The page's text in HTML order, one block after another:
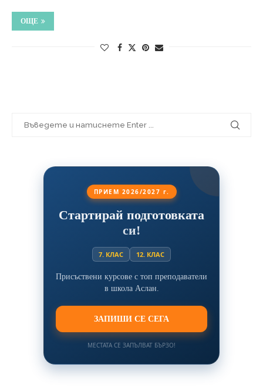
ОЩЕ
ПРИЕМ 2026/2027 г.
Стартирай подготовката
си!
7. КЛАС 12. КЛАС
Присъствени курсове с топ преподаватели
в школа Аслан.
ЗАПИШИ СЕ СЕГА
МЕСТАТА СЕ ЗАПЪЛВАТ БЪРЗО!